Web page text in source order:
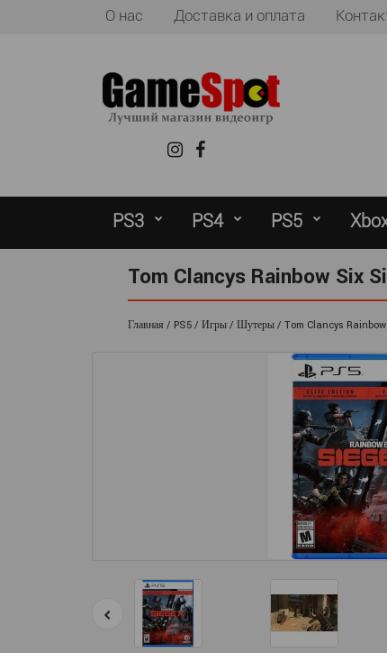
О нас Доставка и оплата
PS3 PS4 PS5
Tom Clancys Rainbow Six
Главная PS5 Игры Шутеры Tom Clancys